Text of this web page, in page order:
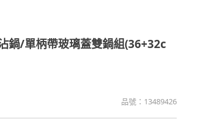
鍋/單柄帶玻璃蓋雙鍋組(36+32c
品號： 13489426